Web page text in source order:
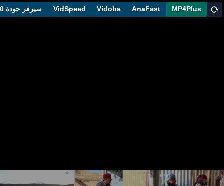
MP4Plus
AnaFast
Vidoba
VidSpeed سيرفر جودة 1080